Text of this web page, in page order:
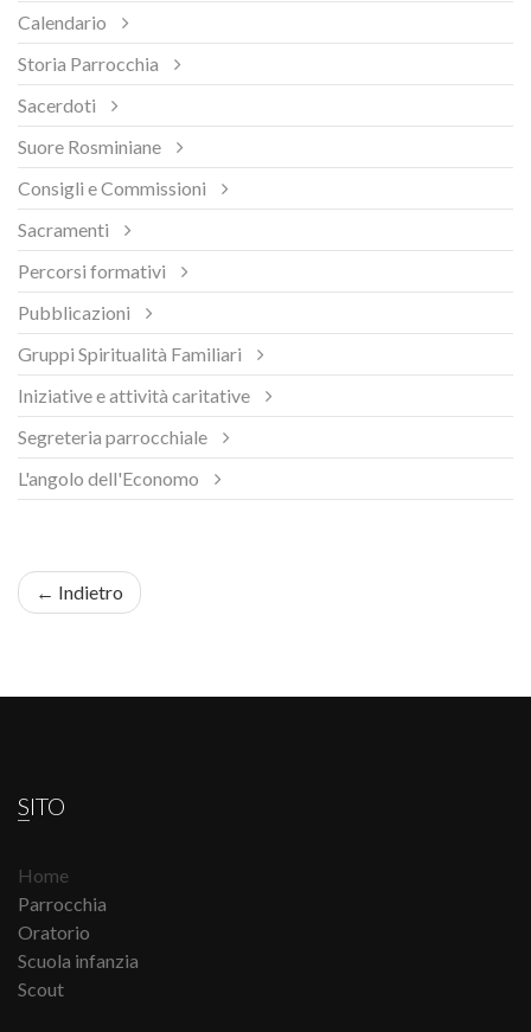
Calendario
Storia Parrocchia
Sacerdoti
Suore Rosminiane
Consigli e Commissioni
Sacramenti
Percorsi formativi
Pubblicazioni
Gruppi Spiritualità Familiari
Iniziative e attività caritative
Segreteria parrocchiale
L'angolo dell'Economo
← Indietro
SITO
Home
Parrocchia
Oratorio
Scuola infanzia
Scout